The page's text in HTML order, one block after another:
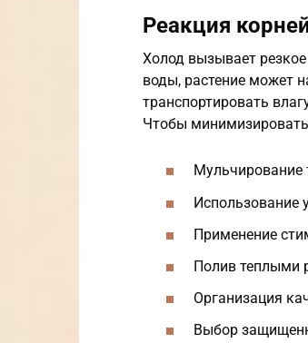
Реакция
Холод вызывает
воды, растение может
транспортировать
Чтобы
Мульчирование
Использование
Применение
Полив теплыми
Организация
Выбор